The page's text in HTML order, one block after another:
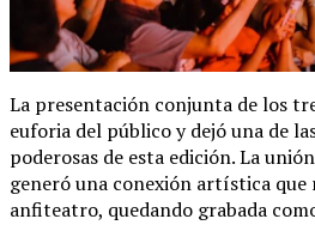
La presentación conjunta de los
euforia del público y dejó una de
poderosas de esta edición. La
generó una conexión artística
anfiteatro, quedando grabada